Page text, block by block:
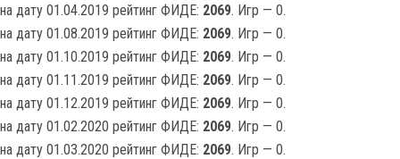
на дату 01.04.2019 рейтинг ФИДЕ: 2069. Игр — 0.
на дату 01.08.2019 рейтинг ФИДЕ: 2069. Игр — 0.
на дату 01.10.2019 рейтинг ФИДЕ: 2069. Игр — 0.
на дату 01.11.2019 рейтинг ФИДЕ: 2069. Игр — 0.
на дату 01.12.2019 рейтинг ФИДЕ: 2069. Игр — 0.
на дату 01.02.2020 рейтинг ФИДЕ: 2069. Игр — 0.
на дату 01.03.2020 рейтинг ФИДЕ: 2069. Игр — 0.